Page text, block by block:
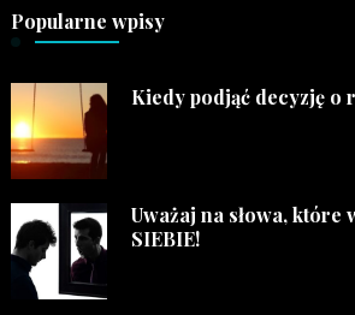
Popularne wpisy
Kiedy podjąć decyzję o
Uważaj na słowa, które
SIEBIE!